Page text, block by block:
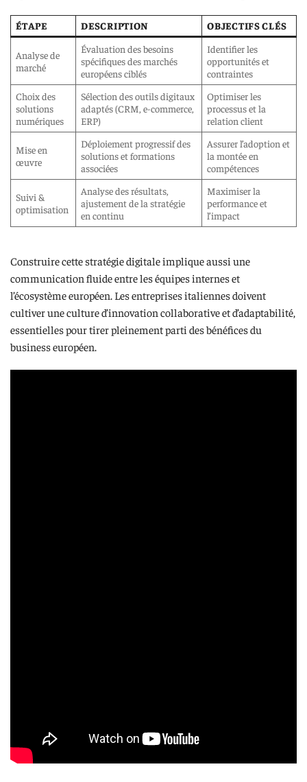
ÉTAPE DESCRIPTION OBJECTIFS CLÉS
Analyse de
marché
Évaluation des besoins
spécifiques des marchés
européens ciblés
Identifier les
opportunités et
contraintes
Choix des
solutions
numériques
Sélection des outils digitaux
adaptés (CRM, e-commerce,
ERP)
Optimiser les
processus et la
relation client
Mise en
œuvre
Déploiement progressif des
solutions et formations
associées
Assurer l’adoption et
la montée en
compétences
Suivi &
optimisation
Analyse des résultats,
ajustement de la stratégie
en continu
Maximiser la
performance et
l’impact
Construire cette stratégie digitale implique aussi une
communication fluide entre les équipes internes et
l’écosystème européen. Les entreprises italiennes doivent
cultiver une culture d’innovation collaborative et d’adaptabilité,
essentielles pour tirer pleinement parti des bénéfices du
business européen.